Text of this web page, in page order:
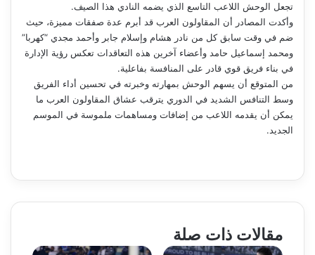
تجعل الوحش اللاعب التاسع الذي يضمه النادي هذا الصيف.
وأكدت المصادر أن المقاولون العرب قد أبرم عدة صفقات مميزة، حيث
ضم في وقت سابق كل من نادر هشام وإسلام جابر وأحمد مجدي “كهربا”
ومحمد إسماعيل حامد وأعضاء آخرين هذه التعاقدات تعكس رؤية الإدارة
في بناء فريق قوي قادر على المنافسة بفاعلية.
من المتوقع أن يسهم الوحش بمهارته وخبرته في تحسين أداء الفريق
وسط التنافس الشديد في الدوري يترقب عشاق المقاولون العرب ما
يمكن أن يقدمه اللاعب من إضافات ومساهمات ملموسة في الموسم
الجديد.
مقالات ذات صلة